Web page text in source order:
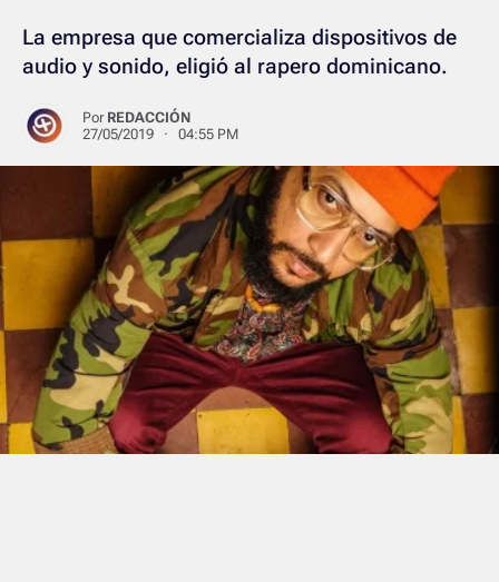
La empresa que comercializa dispositivos de
audio y sonido, eligió al rapero dominicano.
Por REDACCIÓN
27/05/2019 · 04:55 PM